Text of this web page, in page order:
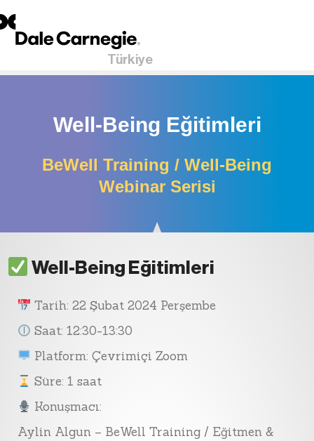
Türkiye
Well-Being Eğitimleri
BeWell Training / Well-Being
Webinar Serisi
Well-Being Eğitimleri
Tarih: 22 Şubat 2024 Perşembe
Saat: 12:30-13:30
Platform: Çevrimiçi Zoom
Süre: 1 saat
Konuşmacı:
Aylin Algun – BeWell Training / Eğitmen &